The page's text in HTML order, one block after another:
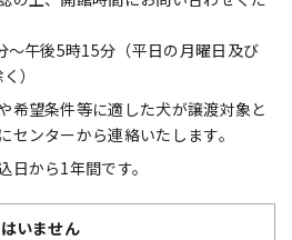
～午後5時15分（平日の月曜日及び
）
希望条件等に適した犬が譲渡対象と
センターから連絡いたします。
日から1年間です。
いません